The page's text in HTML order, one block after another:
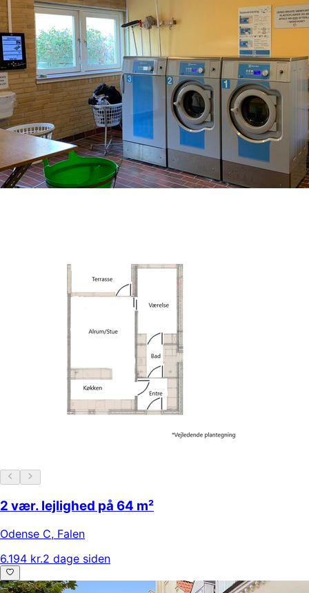
2 vær. lejlighed på 64 m²
Odense C, Falen
6.194 kr.2 dage siden